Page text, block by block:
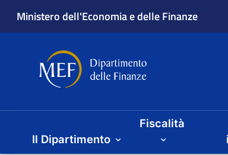
Il Dipartimento
Fiscalità